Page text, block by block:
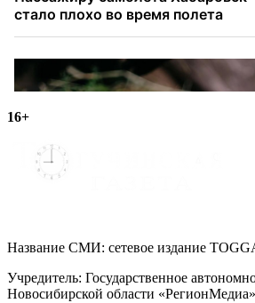
16+
Название СМИ: cетевое издание
Учредитель: Государственное
Новосибирской области «РегионМедиа»